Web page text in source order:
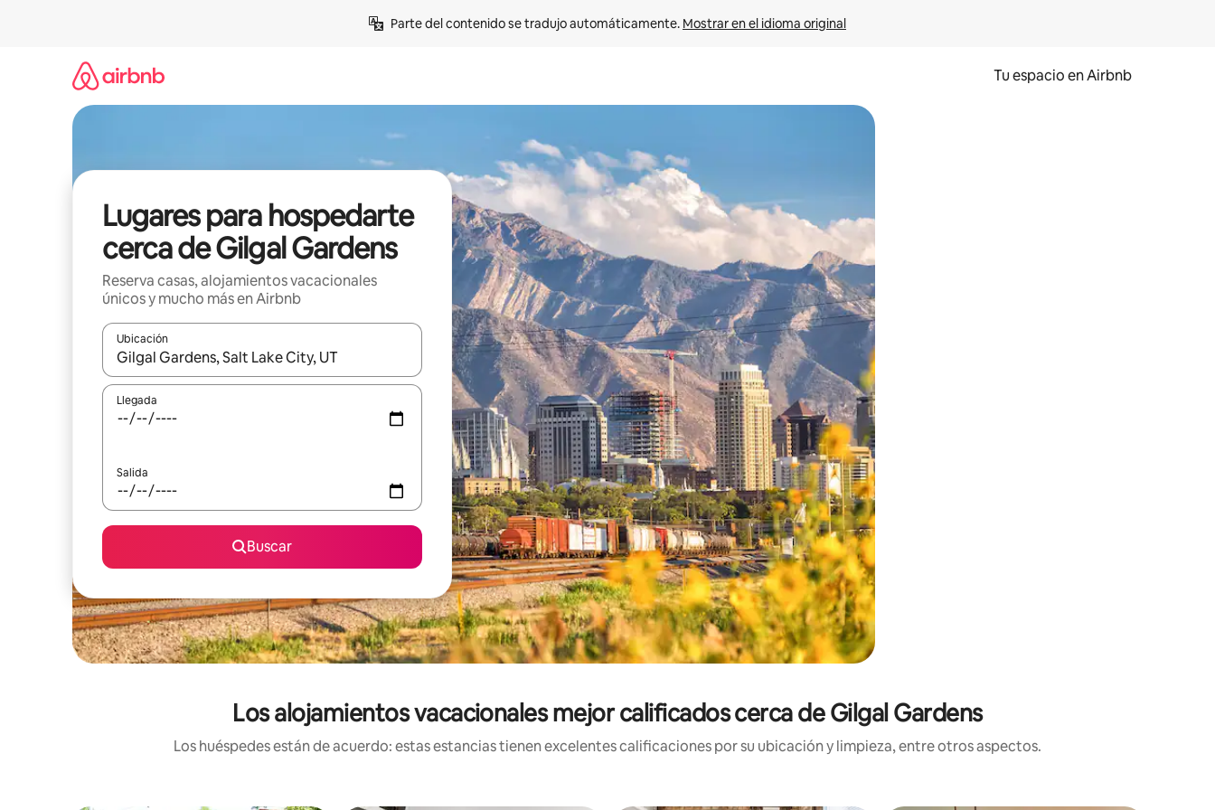
Parte del contenido se tradujo automáticamente. Mostrar en el idioma original
Tu espacio en Airbnb
Lugares para hospedarte
cerca de Gilgal Gardens
Reserva casas, alojamientos vacacionales
únicos y mucho más en Airbnb
Ubicación
Cuando los resultados estén disponibles, podrás navegar usando las teclas de las flechas hacia arriba y hacia abajo, o bien tocando y deslizando la pantalla.
Llegada
Salida
Buscar
Los alojamientos vacacionales mejor calificados cerca de Gilgal Gardens
Los huéspedes están de acuerdo: estas estancias tienen excelentes calificaciones por su ubicación y limpieza, entre otros aspectos.